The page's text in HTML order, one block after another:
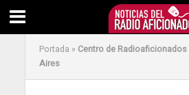
Portada » Centro de
Aires